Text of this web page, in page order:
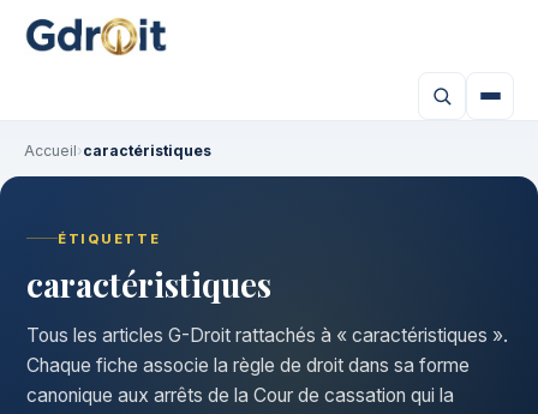
Accueil›caractéristiques
ÉTIQUETTE
caractéristiques
Tous les articles G-Droit rattachés à « caractéristiques ».
Chaque fiche associe la règle de droit dans sa forme
canonique aux arrêts de la Cour de cassation qui la